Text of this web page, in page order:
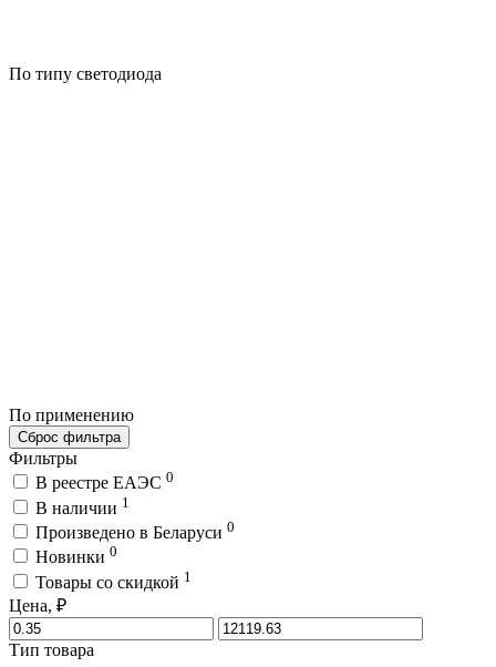
По типу светодиода
По применению
Сброс фильтра
Фильтры
В реестре ЕАЭС 0
В наличии 1
Произведено в Беларуси 0
Новинки 0
Товары со скидкой 1
Цена, ₽
Тип товара